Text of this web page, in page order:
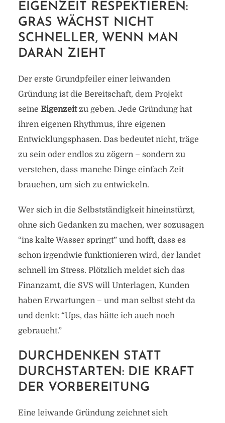
EIGENZEIT RESPEKTIEREN:
GRAS WÄCHST NICHT
SCHNELLER, WENN MAN
DARAN ZIEHT
Der erste Grundpfeiler einer leiwanden
Gründung ist die Bereitschaft, dem Projekt
seine Eigenzeitzu geben. Jede Gründung hat
ihren eigenen Rhythmus, ihre eigenen
Entwicklungsphasen. Das bedeutet nicht, träge
zu sein oder endlos zu zögern – sondern zu
verstehen, dass manche Dinge einfach Zeit
brauchen, um sich zu entwickeln.
Wer sich in die Selbstständigkeit hineinstürzt,
ohne sich Gedanken zu machen, wer sozusagen
“ins kalte Wasser springt” und hofft, dass es
schon irgendwie funktionieren wird, der landet
schnell im Stress. Plötzlich meldet sich das
Finanzamt, die SVS will Unterlagen, Kunden
haben Erwartungen – und man selbst steht da
und denkt: “Ups, das hätte ich auch noch
gebraucht.”
DURCHDENKEN STATT
DURCHSTARTEN: DIE KRAFT
DER VORBEREITUNG
Eine leiwande Gründung zeichnet sich